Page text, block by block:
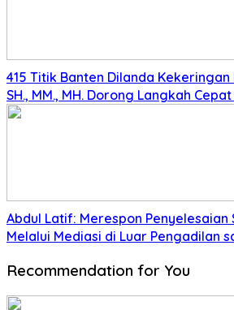
415 Titik Banten Dilanda Kekeringan
SH., MM., MH. Dorong Langkah
Abdul Latif: Merespon Penyelesaian
Melalui Mediasi di Luar Pengadilan
Recommendation for You